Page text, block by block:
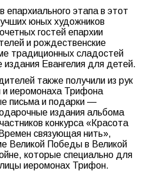
епархиального этапа в этот
юных художников
гостей епархии
и рождественские
традиционных сладостей
издания Евангелия для детей.
также получили из рук
и иеромонаха Трифона
письма и подарки —
издания альбома
конкурса «Красота
связующая нить»,
Великой Победы в Великой
которые специально для
иеромонах Трифон.